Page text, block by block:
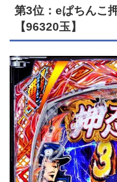
第3位：eぱちんこ
【96320玉】